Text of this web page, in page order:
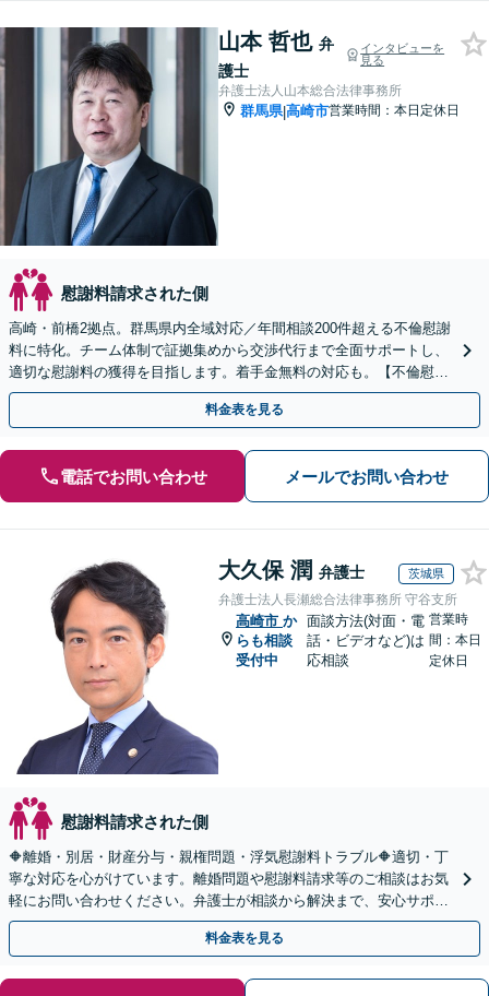
山本 哲也 弁
護士
インタビューを
見る
弁護士法人山本総合法律事務所
群馬県|高崎市営業時間：本日定休日
慰謝料請求された側
高崎・前橋2拠点。群馬県内全域対応／年間相談200件超える不倫慰謝
料に特化。チーム体制で証拠集めから交渉代行まで全面サポートし、
適切な慰謝料の獲得を目指します。着手金無料の対応も。【不倫慰謝
料の相談は何度でも無料・電話/WEB可】
料金表を見る
電話でお問い合わせ メールでお問い合わせ
大久保 潤 弁護士 茨城県
弁護士法人長瀬総合法律事務所 守谷支所
高崎市 か
らも相談
受付中
面談方法(対面・電
話・ビデオなど)は
応相談
営業時
間：本日
定休日
慰謝料請求された側
🔶離婚・別居・財産分与・親権問題・浮気慰謝料トラブル🔶適切・丁
寧な対応を心がけています。離婚問題や慰謝料請求等のご相談はお気
軽にお問い合わせください。弁護士が相談から解決まで、安心サポー
トいたします。◤完全予約制・初回法律相談無料◢
料金表を見る